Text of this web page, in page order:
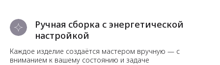
Ручная сборка с энергетической
настройкой
Каждое изделие создаётся мастером вручную — с
вниманием к вашему состоянию и задаче